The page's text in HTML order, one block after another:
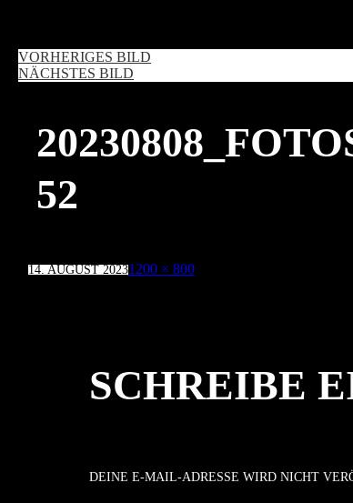
VORHERIGES BILD
NÄCHSTES BILD
52
Veröffentlicht
am
14. AUGUST 2023Volle
1200 × 800
SCHREIBE
DEINE E-MAIL-ADRESSE WIRD NICHT